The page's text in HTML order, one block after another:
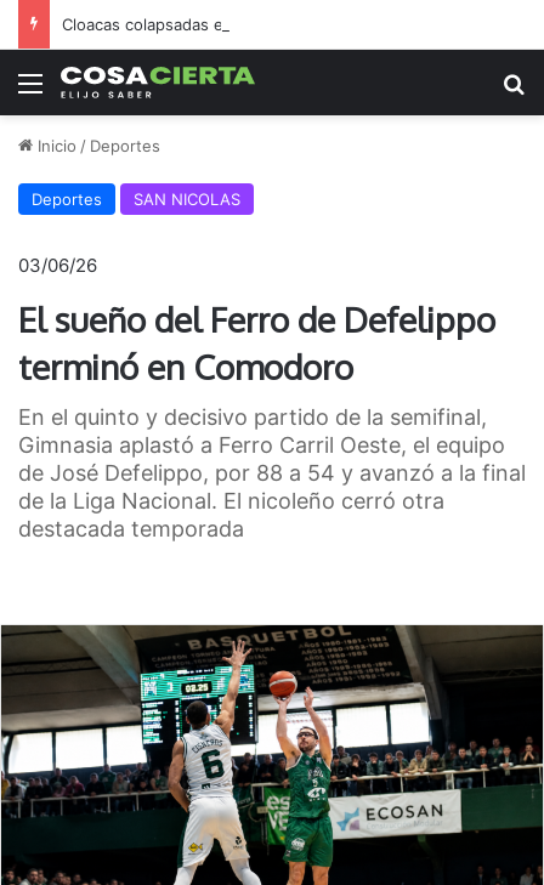
Menú
Inicio / Deportes
Deportes SAN NICOLAS
03/06/26
El sueño del Ferro de Defelippo
terminó en Comodoro
En el quinto y decisivo partido de la semifinal,
Gimnasia aplastó a Ferro Carril Oeste, el equipo
de José Defelippo, por 88 a 54 y avanzó a la final
de la Liga Nacional. El nicoleño cerró otra
destacada temporada